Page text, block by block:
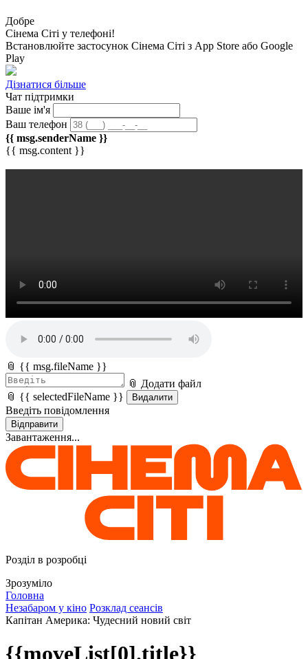
Добре
Сінема Сіті у телефоні!
Встановлюйте застосунок Сінема Сіті з App Store або Google
Play
Дізнатися більше
Чат підтримки
Ваше ім'я
Ваш телефон
{{ msg.senderName }}
{{ msg.content }}
📎 {{ msg.fileName }}
📎 Додати файл
📎 {{ selectedFileName }}
Видалити
Введіть повідомлення
Відправити
Завантаження...
Розділ в розробці
Зрозуміло
Головна
Незабаром у кіно Розклад сеансів
Капітан Америка: Чудесний новий світ
{{moveList[0].title}}